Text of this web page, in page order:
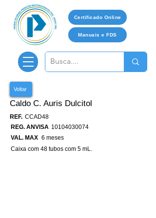
Certificado Online
Manuais e FDS
Voltar
Caldo C. Auris Dulcitol
REF. CCAD48
REG. ANVISA 10104030074
VAL. MAX 6 meses
Caixa com 48 tubos com 5 mL.